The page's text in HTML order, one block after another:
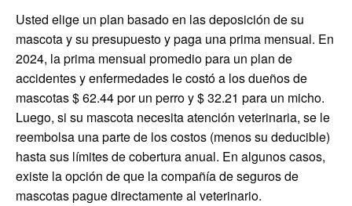
Usted elige un plan basado en las deposición de su
mascota y su presupuesto y paga una prima mensual. En
2024, la prima mensual promedio para un plan de
accidentes y enfermedades le costó a los dueños de
mascotas $ 62.44 por un perro y $ 32.21 para un micho.
Luego, si su mascota necesita atención veterinaria, se le
reembolsa una parte de los costos (menos su deducible)
hasta sus límites de cobertura anual. En algunos casos,
existe la opción de que la compañía de seguros de
mascotas pague directamente al veterinario.